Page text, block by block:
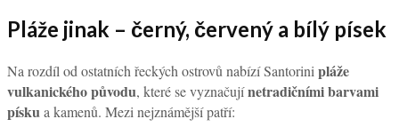
Pláže jinak – černý, červený a bílý písek
Na rozdíl od ostatních řeckých ostrovů nabízí Santorinipláže
vulkanického původu, které se vyznačujínetradičními barvami
pískua kamenů. Mezi nejznámější patří: